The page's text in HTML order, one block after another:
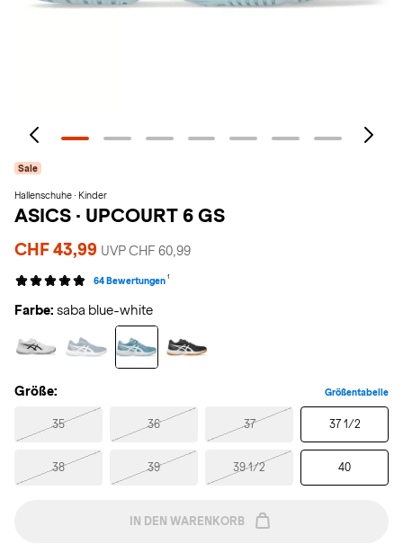
Sale
Hallenschuhe · Kinder
ASICS · UPCOURT 6 GS
CHF 43,99 UVP CHF 60,99
64 Bewertungen 1
Farbe: saba blue-white
Größe: Größentabelle
35 36 37 37 1/2
38 39 39 1/2 40
IN DEN WARENKORB